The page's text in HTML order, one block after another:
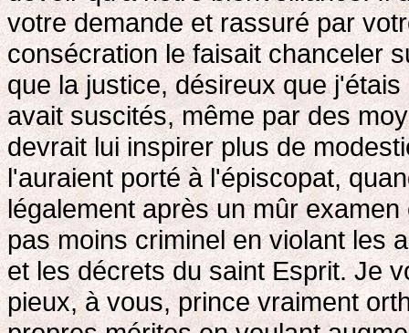
votre demande et rassuré par
consécration le faisait chanceler
que la justice, désireux que
avait suscités, même par des
devrait lui inspirer plus de
l'auraient porté à l'épiscopat,
légalement après un mûr
pas moins criminel en violant les
et les décrets du saint Esprit. Je
pieux, à vous, prince vraiment